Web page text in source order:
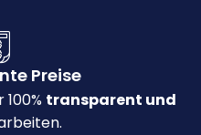
Preise
transparent und